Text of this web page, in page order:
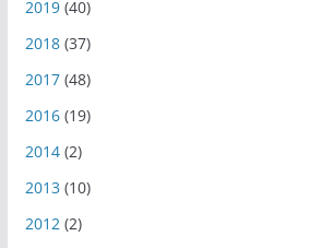
2019(40)
2018(37)
2017(48)
2016(19)
2014(2)
2013 (10)
2012(2)